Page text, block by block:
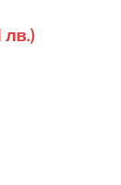
лв.)